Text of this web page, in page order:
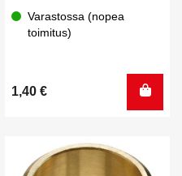
Varastossa (nopea
toimitus)
1,40 €